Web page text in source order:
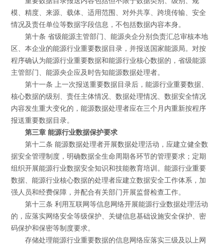
模、精度、来源、载体、适用范围、对外共享、跨境传输、安全
情况及责任单位等数据字段信息，不包括数据内容本身。
第十条 省级能源主管部门、能源央企分别负责汇总审核本地
区、本企业的能源行业重要数据目录，并报送国家能源局。对按
程序确认为能源行业重要数据和能源行业核心数据的，省级能源
主管部门、能源央企应及时告知能源数据处理者。
第十一条 上一次报送重要数据目录后，能源行业重要数据、
核心数据的级别、责任主体情况、数据处理情况、数据安全情况
内容发生重大变化的，能源数据处理者应在三个月内重新按程序
报送重要数据目录。
第三章 能源行业数据保护要求
第十二条 能源数据处理者开展数据处理活动，应建立健全数
据安全管理制度，明确数据全生命周期各环节的管理要求；定期
组织开展能源行业数据安全知识和技能教育培训。能源行业重要
数据、能源行业核心数据的处理者应建立数据安全工作体系，加
强人员和经费保障，并配合有关部门开展监督检查工作。
第十三条 利用互联网等信息网络开展能源行业数据处理活动
的，应落实网络安全等级保护、关键信息基础设施安全保护、密
码保护和保密等制度要求。
存储处理能源行业重要数据的信息网络应落实三级及以上网